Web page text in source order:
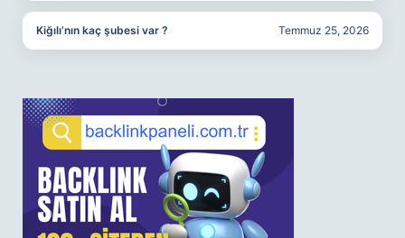
Kiğılı’nın kaç şubesi var ? Temmuz 25, 2026